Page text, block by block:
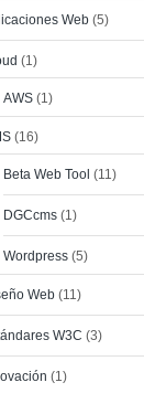
Web (5)
(1)
AWS (1)
(16)
Beta Web Tool (11)
DGCcms (1)
Wordpress (5)
Web (11)
W3C (3)
(1)